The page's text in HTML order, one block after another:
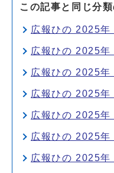
この記事と同じ分
広報ひの 2025
広報ひの 2025
広報ひの 2025
広報ひの 2025
広報ひの 2025
広報ひの 2025
広報ひの 2025